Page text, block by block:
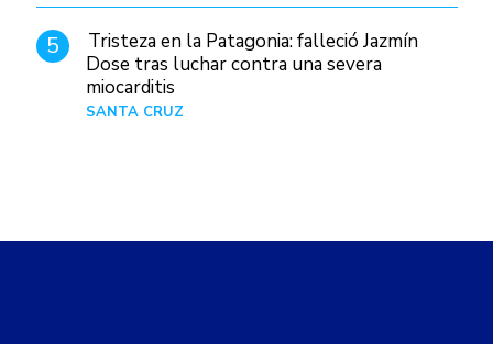
5
Tristeza en la Patagonia: falleció Jazmín
Dose tras luchar contra una severa
miocarditis
SANTA CRUZ